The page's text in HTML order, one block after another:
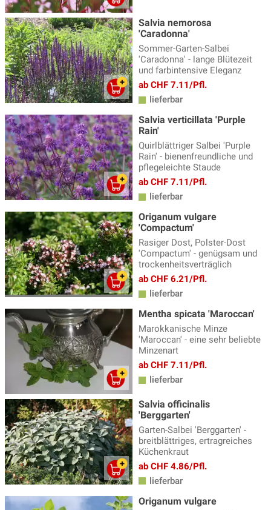
Salvia nemorosa
'Caradonna'
Sommer-Garten-Salbei
'Caradonna' - lange Blütezeit
und farbintensive Eleganz
ab CHF 7.11/Pfl.
lieferbar
Salvia verticillata 'Purple
Rain'
Quirlblättriger Salbei 'Purple
Rain' - bienenfreundliche und
pflegeleichte Staude
ab CHF 7.11/Pfl.
lieferbar
Origanum vulgare
'Compactum'
Rasiger Dost, Polster-Dost
'Compactum' - genügsam und
trockenheitsverträglich
ab CHF 6.21/Pfl.
lieferbar
Mentha spicata 'Maroccan'
Marokkanische Minze
'Maroccan' - eine sehr beliebte
Minzenart
ab CHF 7.11/Pfl.
lieferbar
Salvia officinalis
'Berggarten'
Garten-Salbei 'Berggarten' -
breitblättriges, ertragreiches
Küchenkraut
ab CHF 4.86/Pfl.
lieferbar
Origanum vulgare